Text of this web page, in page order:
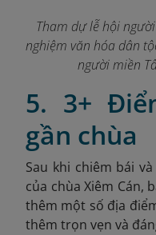
Tham dự lễ hội
nghiệm văn hóa dân
người miền
5. 3+
gần chùa
Sau khi chiêm bái
của chùa Xiêm Cán,
thêm một số địa
thêm trọn vẹn và